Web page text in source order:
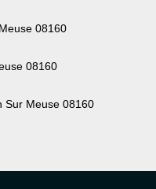
08160
08160
Sur Meuse 08160